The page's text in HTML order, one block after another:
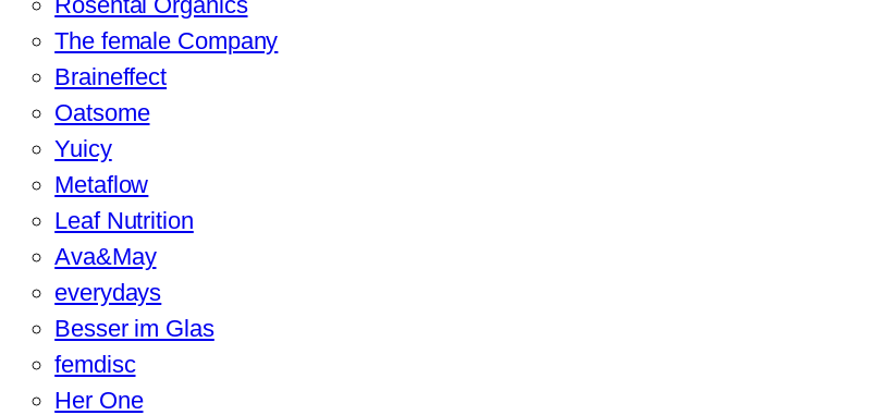
The female Company
Braineffect
Oatsome
Yuicy
Metaflow
Leaf Nutrition
Ava&May
everydays
Besser im Glas
femdisc
Her One